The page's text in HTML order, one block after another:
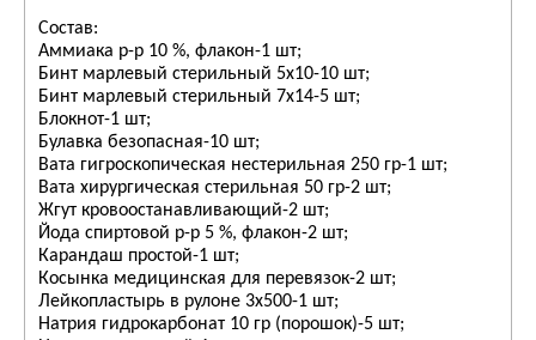
Состав:
Аммиака р-р 10 %, флакон-1 шт;
Бинт марлевый стерильный 5х10-10 шт;
Бинт марлевый стерильный 7х14-5 шт;
Блокнот-1 шт;
Булавка безопасная-10 шт;
Вата гигроскопическая нестерильная 250 гр-1 шт;
Вата хирургическая стерильная 50 гр-2 шт;
Жгут кровоостанавливающий-2 шт;
Йода спиртовой р-р 5 %, флакон-2 шт;
Карандаш простой-1 шт;
Косынка медицинская для перевязок-2 шт;
Лейкопластырь в рулоне 3х500-1 шт;
Натрия гидрокарбонат 10 гр (порошок)-5 шт;